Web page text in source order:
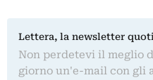
Lettera, la newsletter
Non perdetevi il meglio
giorno un'e-mail con gli